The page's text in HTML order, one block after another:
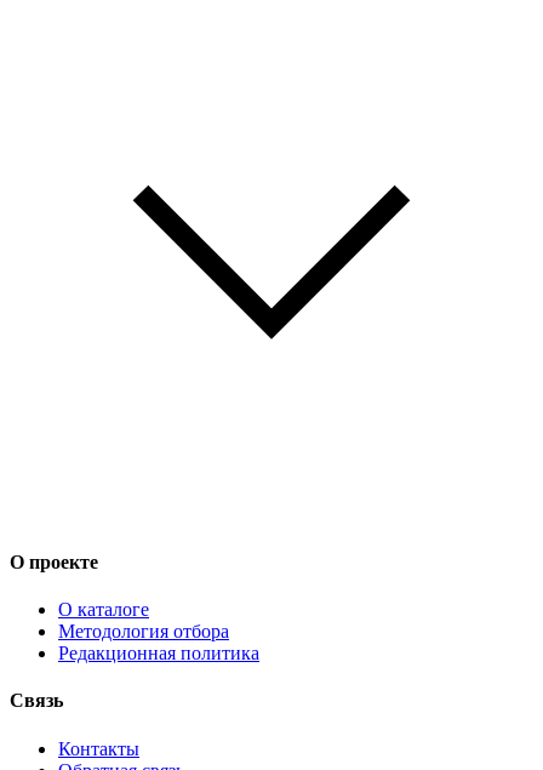
О проекте
О каталоге
Методология отбора
Редакционная политика
Связь
Контакты